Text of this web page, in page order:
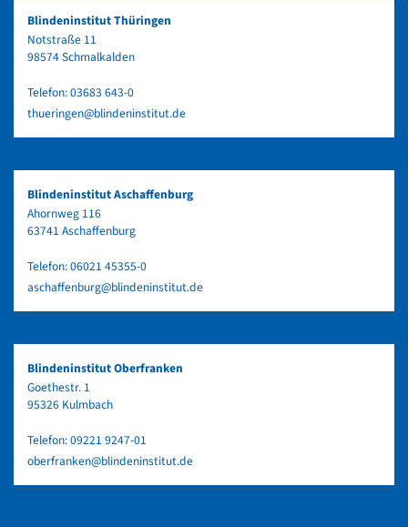
Blindeninstitut Thüringen
Notstraße 11
98574 Schmalkalden
Telefon:03683 643-0
thueringen@blindeninstitut.de
Blindeninstitut Aschaffenburg
Ahornweg 116
63741 Aschaffenburg
Telefon:06021 45355-0
aschaffenburg@blindeninstitut.de
Blindeninstitut Oberfranken
Goethestr. 1
95326 Kulmbach
Telefon:09221 9247-01
oberfranken@blindeninstitut.de